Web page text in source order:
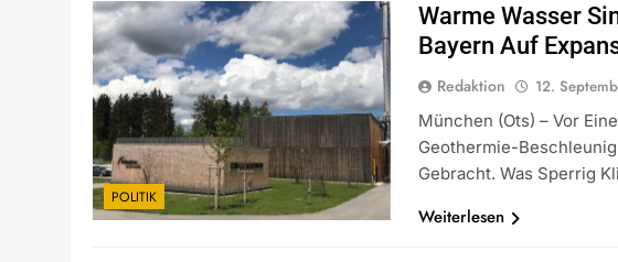
POLITIK
Warme Wasser
Bayern Auf
Redaktion 12.
München (ots) – Vor
Geothermie-
Gebracht. Was Sperrig
Weiterlesen